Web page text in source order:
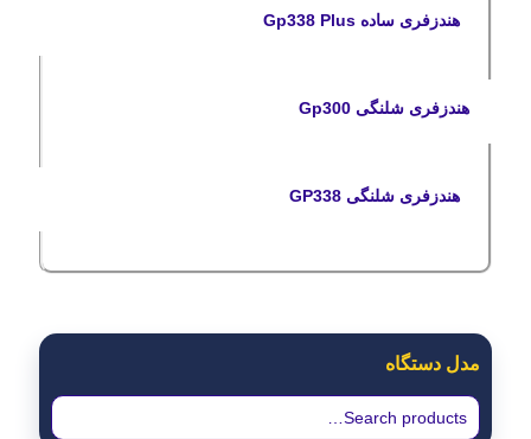
هندزفری ساده Gp338 Plus
هندزفری شلنگی Gp300
هندزفری شلنگی GP338
مدل دستگاه